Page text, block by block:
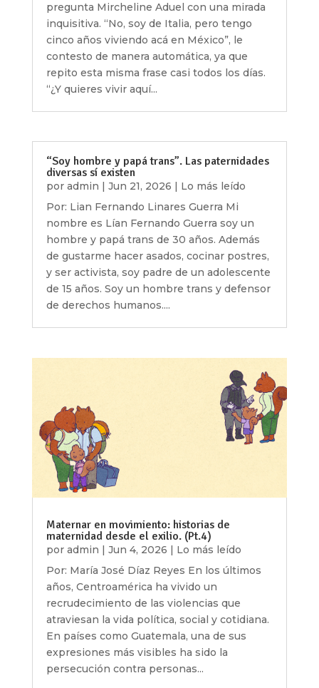
pregunta Mircheline Aduel con una mirada
inquisitiva. “No, soy de Italia, pero tengo
cinco años viviendo acá en México”, le
contesto de manera automática, ya que
repito esta misma frase casi todos los días.
“¿Y quieres vivir aquí...
“Soy hombre y papá trans”. Las paternidades
diversas sí existen
por admin Jun 21, 2026
Lo más leído
Por: Lian Fernando Linares Guerra Mi
nombre es Lían Fernando Guerra soy un
hombre y papá trans de 30 años. Además
de gustarme hacer asados, cocinar postres,
y ser activista, soy padre de un adolescente
de 15 años. Soy un hombre trans y defensor
de derechos humanos....
Maternar en movimiento: historias de
maternidad desde el exilio. (Pt.4)
por admin Jun 4, 2026
Lo más leído
Por: María José Díaz Reyes En los últimos
años, Centroamérica ha vivido un
recrudecimiento de las violencias que
atraviesan la vida política, social y cotidiana.
En países como Guatemala, una de sus
expresiones más visibles ha sido la
persecución contra personas...